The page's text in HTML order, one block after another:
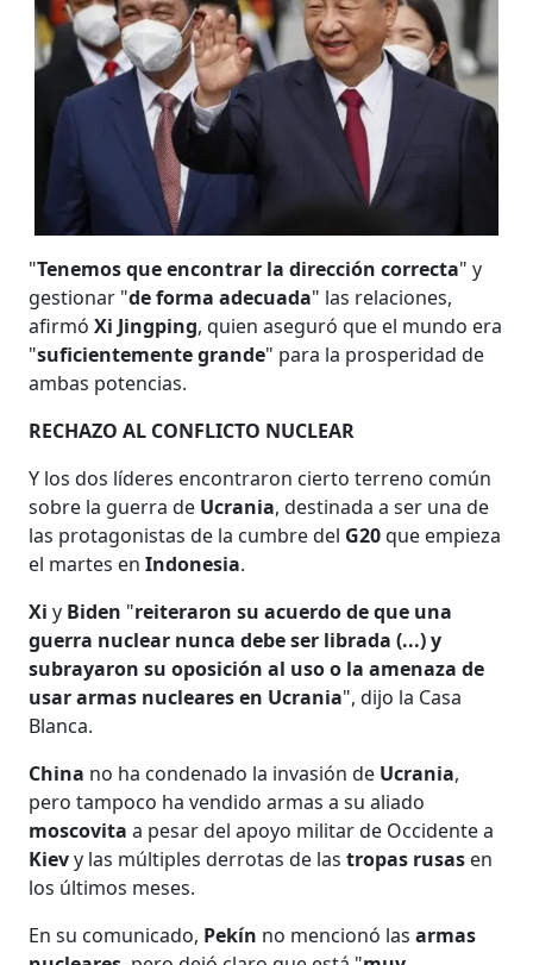
"Tenemos que encontrar la dirección correcta" y
gestionar "de forma adecuada" las relaciones,
afirmóXi Jingping, quien aseguró que el mundo era
"suficientemente grande" para la prosperidad de
ambas potencias.
RECHAZO AL CONFLICTO NUCLEAR
Y los dos líderes encontraron cierto terreno común
sobre la guerra de Ucrania, destinada a ser una de
las protagonistas de la cumbre del G20que empieza
el martes en Indonesia.
Xi y Biden "reiteraron su acuerdo de que una
guerra nuclear nunca debe ser librada (...) y
subrayaron su oposición al uso o la amenaza de
usar armas nucleares en Ucrania", dijo la Casa
Blanca.
China no ha condenado la invasión de Ucrania,
pero tampoco ha vendido armas a su aliado
moscovita a pesar del apoyo militar de Occidente a
Kievy las múltiples derrotas de lastropas rusas en
los últimos meses.
En su comunicado, Pekín no mencionó lasarmas